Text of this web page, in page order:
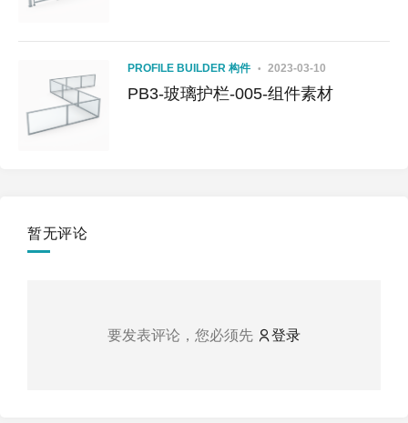
PROFILE BUILDER 构件 2023-03-10
PB3-玻璃护栏-005-组件素材
暂无评论
要发表评论，您必须先 登录